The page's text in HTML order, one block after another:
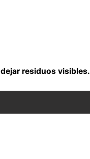
residuos visibles.